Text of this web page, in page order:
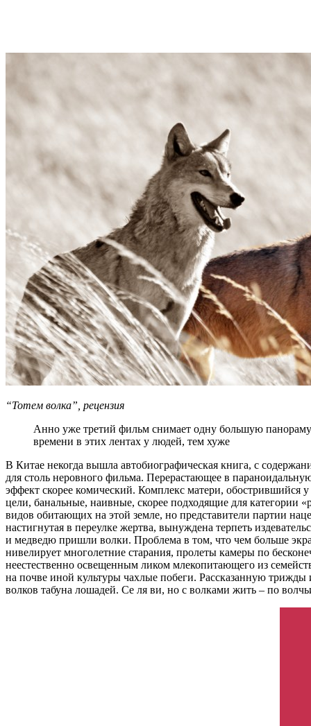
“Тотем волка”, рецензия
Анно уже третий фильм снимает одну большую
времени в этих лентах у людей, тем хуже
В Китае некогда вышла автобиографическая книга, с
для столь неровного фильма. Перерастающее в
эффект скорее комический. Комплекс матери, обострившийся
цели, банальные, наивные, скорее подходящие для категории
видов обитающих на этой земле, но представители партии
настигнутая в переулке жертва, вынуждена терпеть
и медведю пришли волки. Проблема в том, что чем больше
нивелирует многолетние старания, пролеты камеры по
неестественно освещенным ликом млекопитающего из
на почве иной культуры чахлые побеги. Рассказанную трижды
волков табуна лошадей. Се ля ви, но с волками жить – по